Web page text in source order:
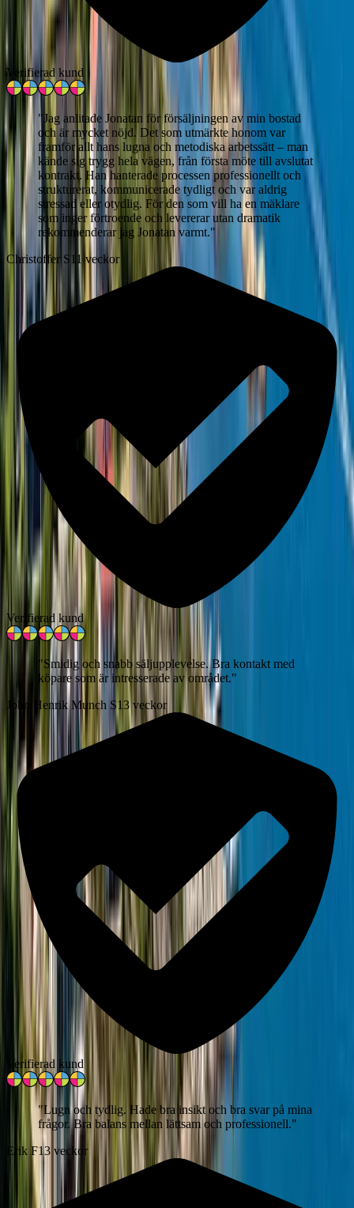
Verifierad kund
" Jag anlitade Jonatan för försäljningen av min bostad
och är mycket nöjd. Det som utmärkte honom var
framför allt hans lugna och metodiska arbetssätt – man
kände sig trygg hela vägen, från första möte till avslutat
kontrakt. Han hanterade processen professionellt och
strukturerat, kommunicerade tydligt och var aldrig
stressad eller otydlig. För den som vill ha en mäklare
som inger förtroende och levererar utan dramatik
rekommenderar jag Jonatan varmt."
Christoffer S11 veckor
Verifierad kund
"Smidig och snabb säljupplevelse. Bra kontakt med
köpare som är intresserade av området."
John Henrik Munch S13 veckor
Verifierad kund
"Lugn och tydlig. Hade bra insikt och bra svar på mina
frågor. Bra balans mellan lättsam och professionell."
Erik F13 veckor